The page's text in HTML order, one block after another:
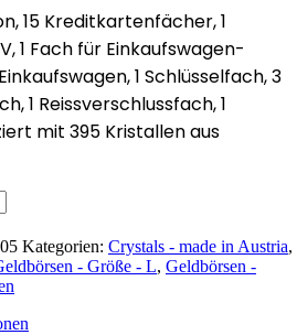
15 Kreditkartenfächer, 1
1 Fach für Einkaufswagen-
1 Schlüsselfach, 3
1 Reissverschlussfach, 1
mit 395 Kristallen aus
Kategorien: Crystals - made in Austria,
- Größe - L, Geldbörsen -